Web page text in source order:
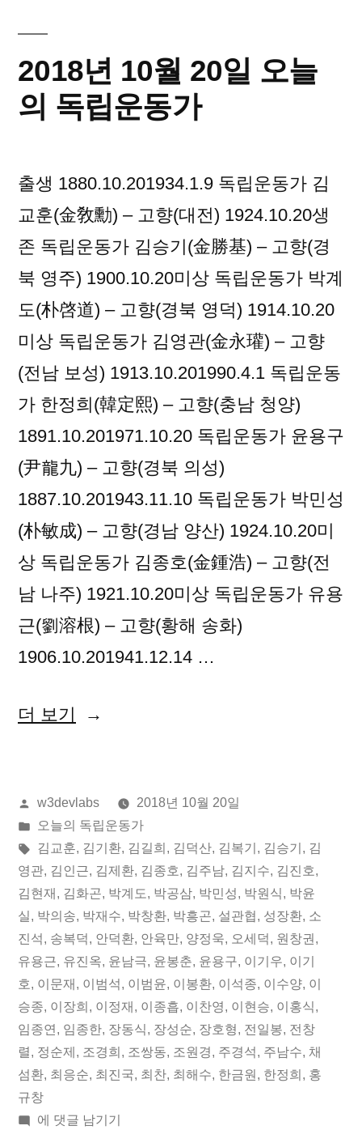
늘
의
독
동
가
2018년 10월 20일 오늘
의 독립운동가
출생 1880.10.201934.1.9 독립운동가 김
교훈(金敎勳) – 고향(대전) 1924.10.20생
존 독립운동가 김승기(金勝基) – 고향(경
북 영주) 1900.10.20미상 독립운동가 박계
도(朴啓道) – 고향(경북 영덕) 1914.10.20
미상 독립운동가 김영관(金永瓘) – 고향
(전남 보성) 1913.10.201990.4.1 독립운동
가 한정희(韓定熙) – 고향(충남 청양)
1891.10.201971.10.20 독립운동가 윤용구
(尹龍九) – 고향(경북 의성)
1887.10.201943.11.10 독립운동가 박민성
(朴敏成) – 고향(경남 양산) 1924.10.20미
상 독립운동가 김종호(金鍾浩) – 고향(전
남 나주) 1921.10.20미상 독립운동가 유용
근(劉溶根) – 고향(황해 송화)
1906.10.201941.12.14 …
더 보기 “2018
월
20
일
오
늘
의
독
립
운
가”
올
린
이:
w3devlabs
2018년 10월 20일
게
시
됨:
오늘의 독립운동가
태
그:
김교훈, 김기환, 김길희 , 김덕산, 김복기 , 김승기 , 김
영관, 김인근, 김제환, 김종호, 김주남, 김지수, 김진호,
김현재 , 김화곤, 박계도, 박공삼, 박민성, 박원식, 박윤
실, 박의송, 박재수, 박창환, 박흥곤, 설관협 , 성장환, 소
진석, 송복덕, 안덕환, 안육만, 양정욱, 오세덕, 원창권 ,
유용근, 유진옥, 윤남극, 윤봉춘, 윤용구, 이기우, 이기
호, 이문재 , 이범석, 이범윤, 이봉환, 이석종, 이수양, 이
승종, 이장희 , 이정재 , 이종흡, 이찬영, 이현승, 이홍식,
임종연 , 임종한, 장동식, 장성순, 장호형, 전일봉, 전창
렬, 정순제 , 조경희 , 조쌍동, 조원경, 주경석, 주남수, 채
섬환, 최응순, 최진국, 최찬, 최해수, 한금원 , 한정희 , 홍
규창
2018
에 댓글 남기기